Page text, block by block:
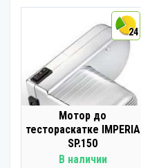
24
Мотор до
тестораскатке IMPERIA
SP.150
В наличии